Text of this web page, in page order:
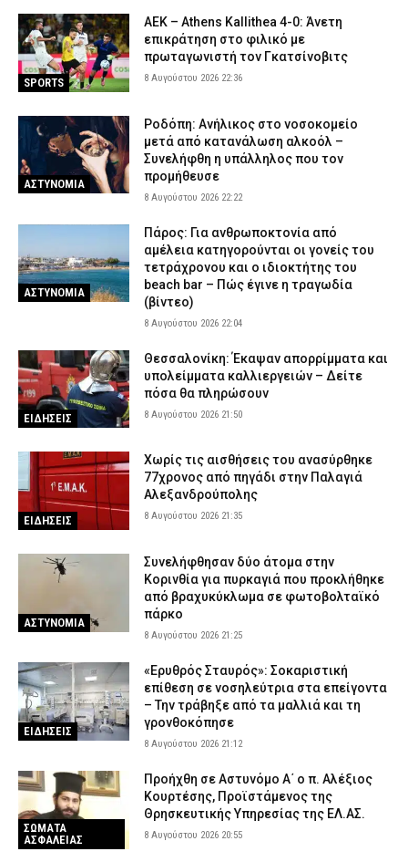
Αττική και την Πανεπιστημιούπολη Ζωγράφου – Θα έβγαζαν
πάνω από 90.000 ευρώ (βίντεο)
ΑΣΤΥΝΟΜΙΑ 8 Αυγούστου 2026 15:06
Δολοφονία 38χρονης στην Κυψέλη: «Δεν μπορούμε να
τον 26χρονο Αφγανό
ΑΣΤΥΝΟΜΙΑ 8 Αυγούστου 2026 14:51
Συνελήφθη μέλος της ρωσόφωνης μαφίας στο Παλαιό Φάληρο –
Εμπλέκεται σε εκβιασμούς και ξυλοδαρμούς επιχειρηματιών
Έβρος: Αστυνομικοί τσάκωσαν αλλοδαπούς διακινητές που
μετέφεραν 12 παράνομους μετανάστες
ΑΣΤΥΝΟΜΙΑ 8 Αυγούστου 2026 14:18
SPORTS
ΑΕΚ – Athens Kallithea 4-0: Άνετη
επικράτηση στο φιλικό με
πρωταγωνιστή τον Γκατσίνοβιτς
8 Αυγούστου 2026 22:36
ΑΣΤΥΝΟΜΙΑ
Ροδόπη: Ανήλικος στο νοσοκομείο
μετά από κατανάλωση αλκοόλ –
Συνελήφθη η υπάλληλος που τον
προμήθευσε
8 Αυγούστου 2026 22:22
ΑΣΤΥΝΟΜΙΑ
Πάρος: Για ανθρωποκτονία από
αμέλεια κατηγορούνται οι γονείς του
τετράχρονου και ο ιδιοκτήτης του
beach bar – Πώς έγινε η τραγωδία
(βίντεο)
8 Αυγούστου 2026 22:04
ΕΙΔΗΣΕΙΣ
Θεσσαλονίκη: Έκαψαν απορρίμματα και
υπολείμματα καλλιεργειών – Δείτε
πόσα θα πληρώσουν
8 Αυγούστου 2026 21:50
ΕΙΔΗΣΕΙΣ
Χωρίς τις αισθήσεις του ανασύρθηκε
77χρονος από πηγάδι στην Παλαγιά
Αλεξανδρούπολης
8 Αυγούστου 2026 21:35
ΑΣΤΥΝΟΜΙΑ
Συνελήφθησαν δύο άτομα στην
Κορινθία για πυρκαγιά που προκλήθηκε
από βραχυκύκλωμα σε φωτοβολταϊκό
πάρκο
8 Αυγούστου 2026 21:25
ΕΙΔΗΣΕΙΣ
«Ερυθρός Σταυρός»: Σοκαριστική
επίθεση σε νοσηλεύτρια στα επείγοντα
– Την τράβηξε από τα μαλλιά και τη
γρονθοκόπησε
8 Αυγούστου 2026 21:12
ΣΩΜΑΤΑ
ΑΣΦΑΛΕΙΑΣ
Προήχθη σε Αστυνόμο Α΄ ο π. Αλέξιος
Κουρτέσης, Προϊστάμενος της
Θρησκευτικής Υπηρεσίας της ΕΛ.ΑΣ.
8 Αυγούστου 2026 20:55